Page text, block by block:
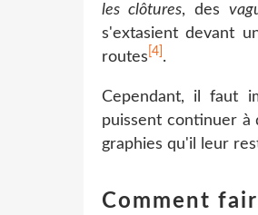
les clôtures, des
s'extasient devant
routes [4] .
Cependant, il faut
puissent continuer à
graphies qu'il leur
Comment